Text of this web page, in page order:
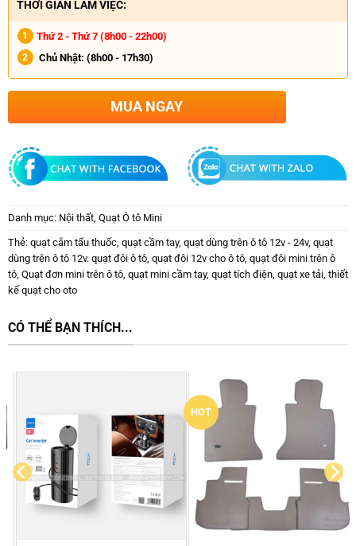
THỜI GIAN LÀM VIỆC:
Thứ 2 - Thứ 7 (8h00 - 22h00)
Chủ Nhật: (8h00 - 17h30)
MUA NGAY
Danh mục: Nội thất, Quạt Ô tô Mini
Thẻ: quạt cắm tẩu thuốc, quạt cầm tay, quạt dùng trên ô tô 12v - 24v, quạt
dùng trên ô tô 12v. quạt đôi ô tô, quạt đôi 12v cho ô tô, quạt đôi mini trên ô
tô, Quạt đơn mini trên ô tô, quạt mini cầm tay, quạt tích điện, quạt xe tải, thiết
kế quạt cho oto
CÓ THỂ BẠN THÍCH...